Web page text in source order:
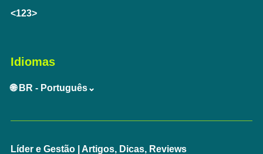
<123>
Idiomas
🌐 BR - Português⌄
Líder e Gestão | Artigos, Dicas, Reviews